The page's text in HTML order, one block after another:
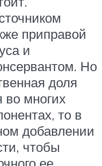
приправой
и
Но
доля
во многих
то в
добавлении
чтобы